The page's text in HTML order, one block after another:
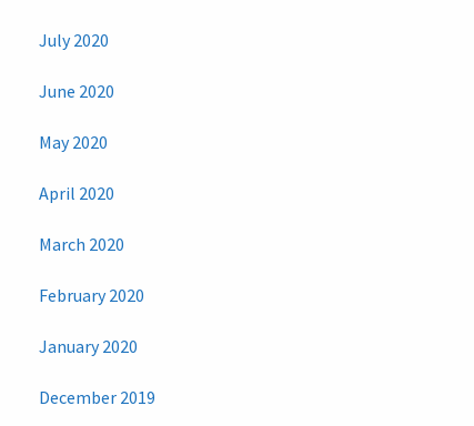
July 2020
June 2020
May 2020
April 2020
March 2020
February 2020
January 2020
December 2019